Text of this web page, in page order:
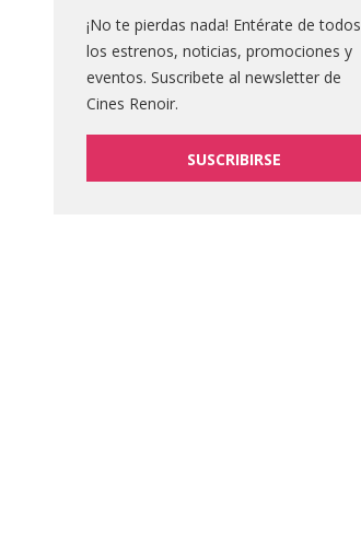
¡No te pierdas nada! Entérate de todos
los estrenos, noticias, promociones y
eventos. Suscribete al newsletter de
Cines Renoir.
SUSCRIBIRSE